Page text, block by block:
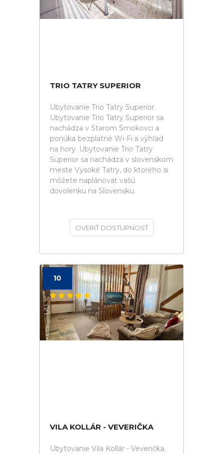
TRIO TATRY SUPERIOR
Ubytovanie Trio Tatry Superior.
Ubytovanie Trio Tatry Superior sa
nachádza v Starom Smokovci a
ponúka bezplatné Wi-Fi a výhľad
na hory. Ubytovanie Trio Tatry
Superior sa nachádza v slovenskom
meste Vysoké Tatry, do ktorého si
môžete naplánovať vašú
dovolenku na Slovensku.
OVERIŤ DOSTUPNOSŤ
10
VILA KOLLÁR - VEVERIČKA
Ubytovanie Vila Kollár - Veverička.